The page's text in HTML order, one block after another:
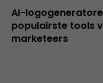
AI-
populairste tools
marketeers